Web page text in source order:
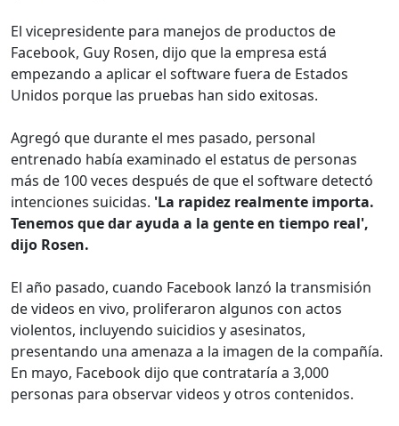
El vicepresidente para manejos de productos de
Facebook, Guy Rosen, dijo que la empresa está
empezando a aplicar el software fuera de Estados
Unidos porque las pruebas han sido exitosas.
Agregó que durante el mes pasado, personal
entrenado había examinado el estatus de personas
más de 100 veces después de que el software detectó
intenciones suicidas. 'La rapidez realmente importa.
Tenemos que dar ayuda a la gente en tiempo real',
dijo Rosen.
El año pasado, cuando Facebook lanzó la transmisión
de videos en vivo, proliferaron algunos con actos
violentos, incluyendo suicidios y asesinatos,
presentando una amenaza a la imagen de la compañía.
En mayo, Facebook dijo que contrataría a 3,000
personas para observar videos y otros contenidos.